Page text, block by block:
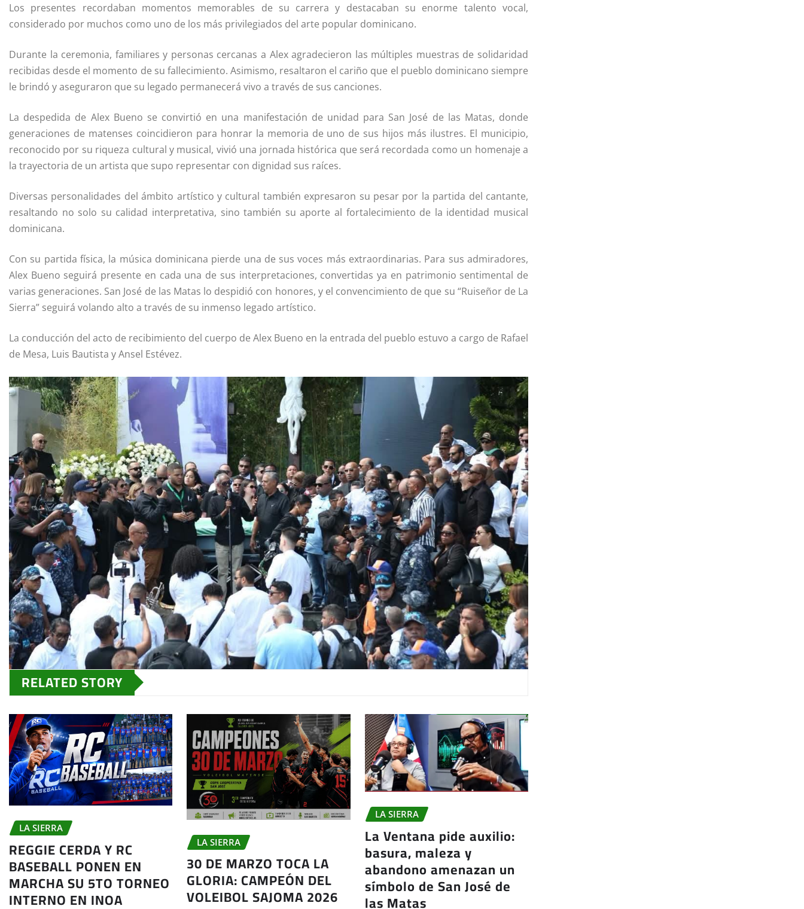
Los presentes recordaban momentos memorables de su carrera y destacaban su enorme talento vocal,
considerado por muchos como uno de los más privilegiados del arte popular dominicano.
Durante la ceremonia, familiares y personas cercanas a Alex agradecieron las múltiples muestras de solidaridad
recibidas desde el momento de su fallecimiento. Asimismo, resaltaron el cariño que el pueblo dominicano siempre
le brindó y aseguraron que su legado permanecerá vivo a través de sus canciones.
La despedida de Alex Bueno se convirtió en una manifestación de unidad para San José de las Matas, donde
generaciones de matenses coincidieron para honrar la memoria de uno de sus hijos más ilustres. El municipio,
reconocido por su riqueza cultural y musical, vivió una jornada histórica que será recordada como un homenaje a
la trayectoria de un artista que supo representar con dignidad sus raíces.
Diversas personalidades del ámbito artístico y cultural también expresaron su pesar por la partida del cantante,
resaltando no solo su calidad interpretativa, sino también su aporte al fortalecimiento de la identidad musical
dominicana.
Con su partida física, la música dominicana pierde una de sus voces más extraordinarias. Para sus admiradores,
Alex Bueno seguirá presente en cada una de sus interpretaciones, convertidas ya en patrimonio sentimental de
varias generaciones. San José de las Matas lo despidió con honores, y el convencimiento de que su “Ruiseñor de La
Sierra” seguirá volando alto a través de su inmenso legado artístico.
La conducción del acto de recibimiento del cuerpo de Alex Bueno en la entrada del pueblo estuvo a cargo de Rafael
de Mesa, Luis Bautista y Ansel Estévez.
RELATED STORY
LA SIERRA
REGGIE CERDA Y RC
BASEBALL PONEN EN
MARCHA SU 5TO TORNEO
INTERNO EN INOA
LA SIERRA
30 DE MARZO TOCA LA
GLORIA: CAMPEÓN DEL
VOLEIBOL SAJOMA 2026
LA SIERRA
La Ventana pide auxilio:
basura, maleza y
abandono amenazan un
símbolo de San José de
las Matas